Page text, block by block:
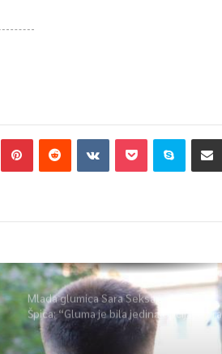
Mlada glumica Sara Seksan u emisiji
Špica: “Gluma je bila jedina opcija, uz
i disciplinu sve je moguće”